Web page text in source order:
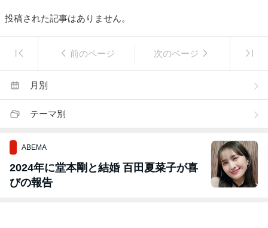
投稿された記事はありません。
前のページ 次のページ
月別
テーマ別
ABEMA
2024年に堂本剛と結婚 百田夏菜子が喜
びの報告